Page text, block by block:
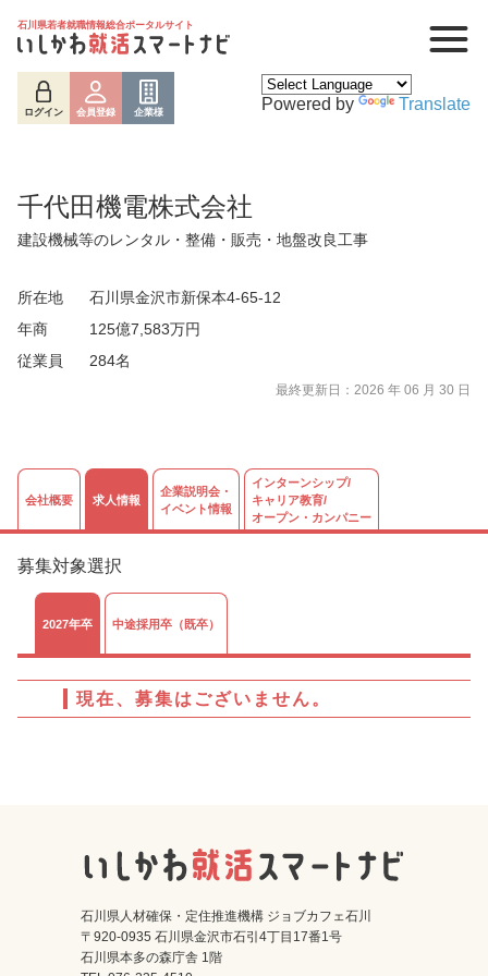
石川県若者就職情報総合ポータルサイト
ログイン 会員登録 企業様 Powered by Translate
千代田機電株式会社
建設機械等のレンタル・整備・販売・地盤改良工事
所在地
石川県金沢市新保本4-65-12
年商
125億7,583万円
従業員
284名
最終更新日：2026 年 06 月 30 日
会社概要 求人情報
企業説明会・
イベント情報
インターンシップ/
キャリア教育/
オープン・カンパニー
募集対象選択
2027年卒 中途採用卒（既卒）
現在、募集はございません。
石川県人材確保・定住推進機構 ジョブカフェ石川
〒920-0935 石川県金沢市石引4丁目17番1号
石川県本多の森庁舎 1階